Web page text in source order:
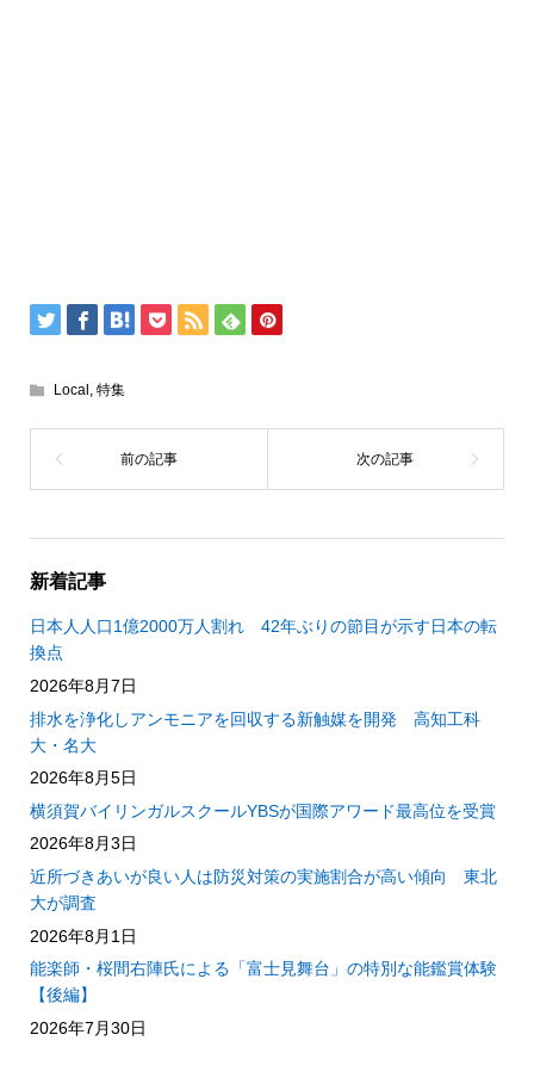
Local , 特集
新着記事
日本人人口1億2000万人割れ 42年ぶりの節目が示す日本の転
換点
2026年8月7日
排水を浄化しアンモニアを回収する新触媒を開発 高知工科
大・名大
2026年8月5日
横須賀バイリンガルスクールYBSが国際アワード最高位を受賞
2026年8月3日
近所づきあいが良い人は防災対策の実施割合が高い傾向 東北
大が調査
2026年8月1日
能楽師・桜間右陣氏による「富士見舞台」の特別な能鑑賞体験
【後編】
2026年7月30日